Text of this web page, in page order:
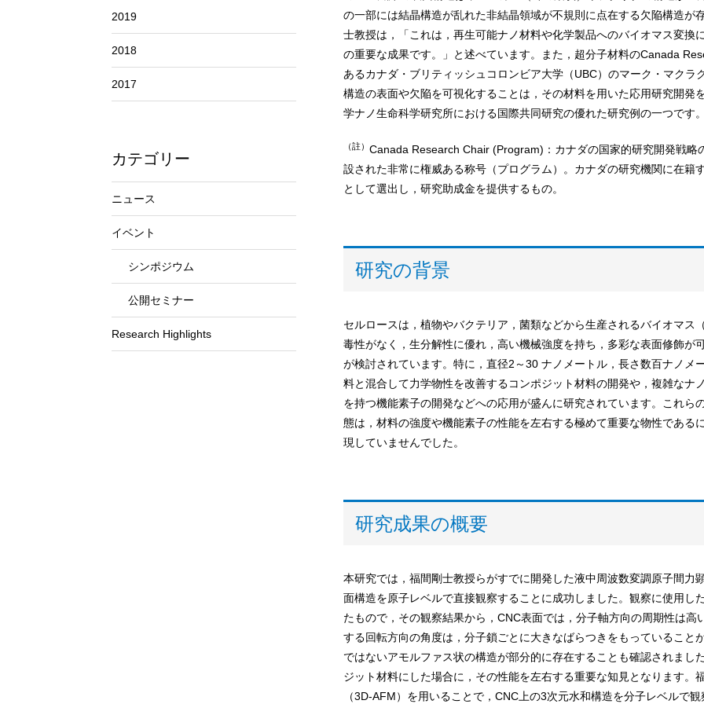
2019
2018
2017
カテゴリー
ニュース
イベント
シンポジウム
公開セミナー
Research Highlights
の一部には結晶構造が乱れた非結晶領域が不規則に点在する欠陥構造が
士教授は，「これは，再生可能ナノ材料や化学製品へのバイオマス変換
の重要な成果です。」と述べています。また，超分子材料のCanada
あるカナダ・ブリティッシュコロンビア大学（UBC）のマーク・マクラ
構造の表面や欠陥を可視化することは，その材料を用いた応用研究開発
学ナノ生命科学研究所における国際共同研究の優れた研究例の一つです
（註） Canada Research Chair (Program)：カナダの国家的研究開発戦略
設された非常に権威ある称号（プログラム）。カナダの研究機関に在籍
として選出し，研究助成金を提供するもの。
研究の背景
セルロースは，植物やバクテリア，菌類などから生産されるバイオマス
毒性がなく，生分解性に優れ，高い機械強度を持ち，多彩な表面修飾が
が検討されています。特に，直径2～30 ナノメートル，長さ数百ナノメ
料と混合して力学物性を改善するコンポジット材料の開発や，複雑なナ
を持つ機能素子の開発などへの応用が盛んに研究されています。これら
態は，材料の強度や機能素子の性能を左右する極めて重要な物性である
現していませんでした。
研究成果の概要
本研究では，福間剛士教授らがすでに開発した液中周波数変調原子間力
面構造を原子レベルで直接観察することに成功しました。観察に使用し
たもので，その観察結果から，CNC表面では，分子軸方向の周期性は
する回転方向の角度は，分子鎖ごとに大きなばらつきをもっていること
ではないアモルファス状の構造が部分的に存在することも確認されまし
ジット材料にした場合に，その性能を左右する重要な知見となります。
（3D-AFM）を用いることで，CNC上の3次元水和構造を分子レベルで